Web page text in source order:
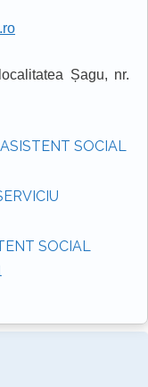
Șagu, nr.
SOCIAL
SOCIAL